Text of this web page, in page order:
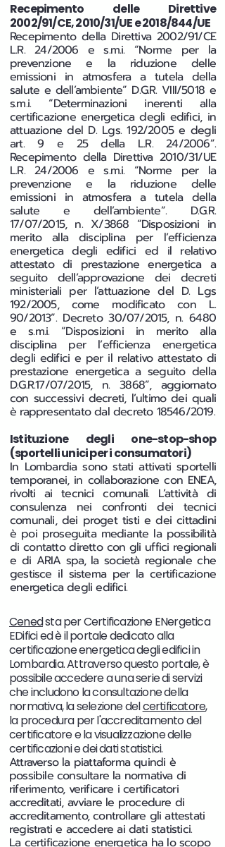
Recepimento delle Direttive
2002/91/CE, 2010/31/UE e 2018/844/UE
Recepimento della Direttiva 2002/91/CE
L.R. 24/2006 e s.m.i. “Norme per la
prevenzione e la riduzione delle
emissioni in atmosfera a tutela della
salute e dell’ambiente” D.G.R. VIII/5018 e
s.m.i. “Determinazioni inerenti alla
certificazione energetica degli edifici, in
attuazione del D. Lgs. 192/2005 e degli
art. 9 e 25 della L.R. 24/2006”.
Recepimento della Direttiva 2010/31/UE
L.R. 24/2006 e s.m.i. “Norme per la
prevenzione e la riduzione delle
emissioni in atmosfera a tutela della
salute e dell’ambiente”. D.G.R.
17/07/2015, n. X/3868 “Disposizioni in
merito alla disciplina per l’efficienza
energetica degli edifici ed il relativo
attestato di prestazione energetica a
seguito dell’approvazione dei decreti
ministeriali per l’attuazione del D. Lgs
192/2005, come modificato con L.
90/2013”. Decreto 30/07/2015, n. 6480
e s.m.i. “Disposizioni in merito alla
disciplina per l’efficienza energetica
degli edifici e per il relativo attestato di
prestazione energetica a seguito della
D.G.R.17/07/2015, n. 3868”, aggiornato
con successivi decreti, l’ultimo dei quali
è rappresentato dal decreto 18546/2019.
Istituzione degli one-stop-shop
(sportelli unici per i consumatori)
In Lombardia sono stati attivati sportelli
temporanei, in collaborazione con ENEA,
rivolti ai tecnici comunali. L’attività di
consulenza nei confronti dei tecnici
comunali, dei proget tisti e dei cittadini
è poi proseguita mediante la possibilità
di contatto diretto con gli uffici regionali
e di ARIA spa, la società regionale che
gestisce il sistema per la certificazione
energetica degli edifici.
Cenedsta per Certificazione ENergetica
EDifici ed è il portale dedicato alla
certificazione energetica degli edifici in
Lombardia. Attraverso questo portale, è
possibile accedere a una serie di servizi
che includono la consultazione della
normativa, la selezione delcertificatore,
la procedura per l'accreditamento del
certificatore e la visualizzazione delle
certificazioni e dei dati statistici.
Attraverso la piattaforma quindi è
possibile consultare la normativa di
riferimento, verificare i certificatori
accreditati, avviare le procedure di
accreditamento, controllare gli attestati
registrati e accedere ai dati statistici.
La certificazione energetica ha lo scopo